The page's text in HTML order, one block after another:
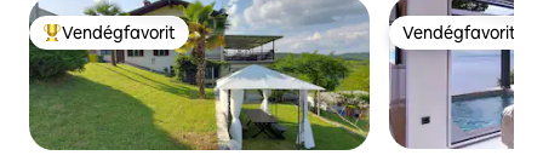
Kiemelt vendégfavorit
Vendégfavorit Vendégfavorit
Vendégfavorit